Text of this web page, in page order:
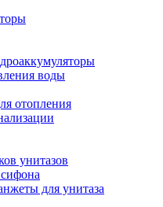
воды
отопления
унитазов
для унитаза